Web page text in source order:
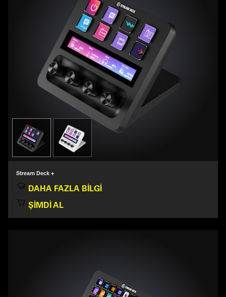
Stream Deck +
DAHA FAZLA BILGI
ŞIMDI AL